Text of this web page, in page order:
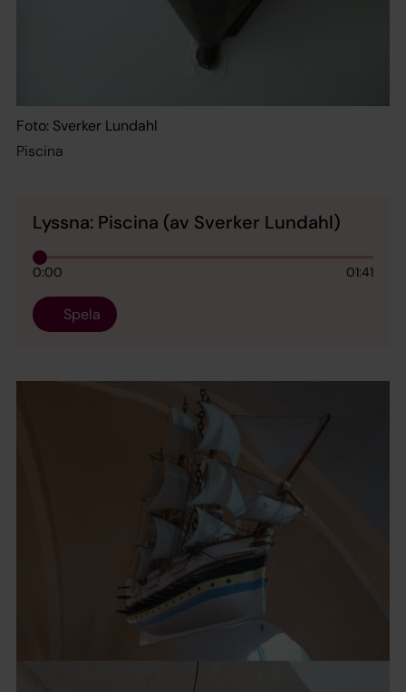
Foto: Sverker Lundahl
Piscina
Lyssna: Piscina (av Sverker Lundahl)
0:00 01:41
Spela